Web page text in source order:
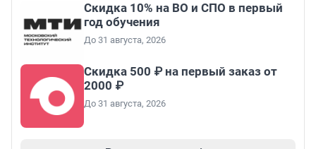
Скидка 10% на ВО и СПО в первый
год обучения
До 31 августа, 2026
Скидка 500 ₽ на первый заказ от
2000 ₽
До 31 августа, 2026